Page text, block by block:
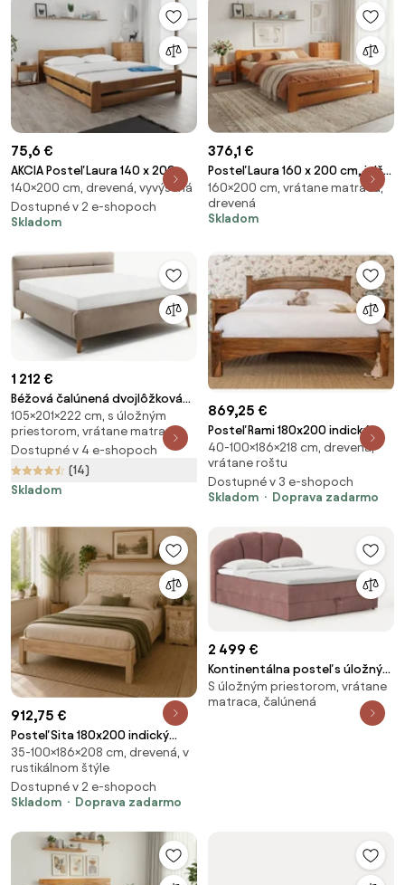
75,6 €
AKCIA Posteľ Laura 140 x 200
cm, dub II. akosť Rošt: Bez
roštu, Matrac: Bez matraca
140×200 cm, drevená, vyvýšená
Dostupné v 2 e-shopoch
Skladom
376,1 €
Posteľ Laura 160 x 200 cm, jelša
Rošt: S latkovým roštom,
Matrac: Matrac SOMMERA 18
cm
160×200 cm, vrátane matraca,
drevená
Skladom
1 212 €
Béžová čalúnená dvojlôžková
posteľ s úložným priestorom s
roštom 180x200 cm Lotte –
Meise Möbel
105×201×222 cm, s úložným
priestorom, vrátane matraca
Dostupné v 4 e-shopoch
(14)
Skladom
869,25 €
Posteľ Rami 180x200 indický
masív palisander Natural
40-100×186×218 cm, drevená,
vrátane roštu
Dostupné v 3 e-shopoch
Skladom
Doprava zadarmo
912,75 €
Posteľ Sita 180x200 indický
masív mango
35-100×186×208 cm, drevená, v
rustikálnom štýle
Dostupné v 2 e-shopoch
Skladom
Doprava zadarmo
2 499 €
Kontinentálna posteľ s úložným
priestorom Romia
S úložným priestorom, vrátane
matraca, čalúnená